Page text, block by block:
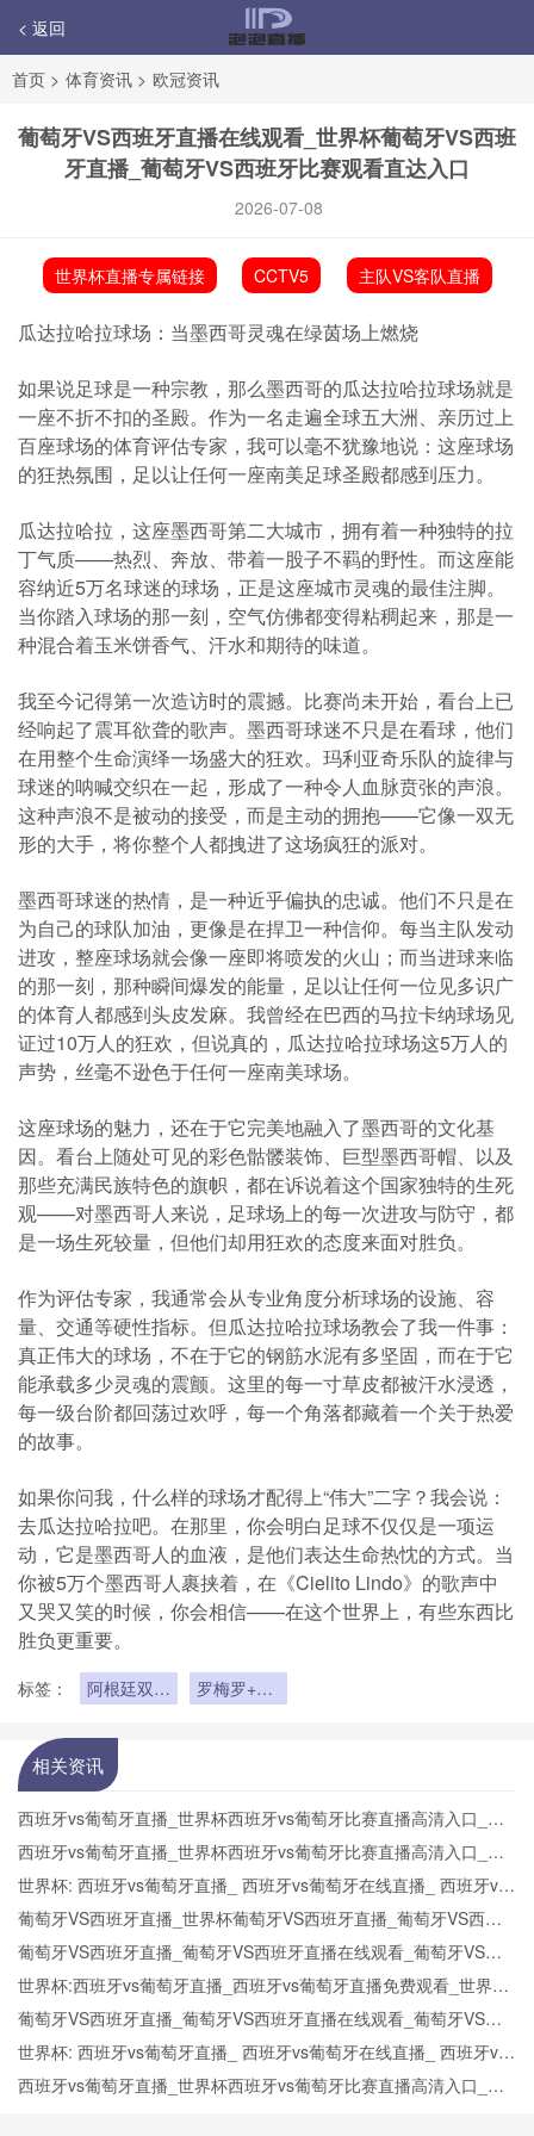
< 返回
首页 > 体育资讯 > 欧冠资讯
葡萄牙VS西班牙直播在线观看_世界杯葡萄牙VS西班
牙直播_葡萄牙VS西班牙比赛观看直达入口
2026-07-08
世界杯直播专属链接 CCTV5 主队VS客队直播
瓜达拉哈拉球场：当墨西哥灵魂在绿茵场上燃烧
如果说足球是一种宗教，那么墨西哥的瓜达拉哈拉球场就是
一座不折不扣的圣殿。作为一名走遍全球五大洲、亲历过上
百座球场的体育评估专家，我可以毫不犹豫地说：这座球场
的狂热氛围，足以让任何一座南美足球圣殿都感到压力。
瓜达拉哈拉，这座墨西哥第二大城市，拥有着一种独特的拉
丁气质——热烈、奔放、带着一股子不羁的野性。而这座能
容纳近5万名球迷的球场，正是这座城市灵魂的最佳注脚。
当你踏入球场的那一刻，空气仿佛都变得粘稠起来，那是一
种混合着玉米饼香气、汗水和期待的味道。
我至今记得第一次造访时的震撼。比赛尚未开始，看台上已
经响起了震耳欲聋的歌声。墨西哥球迷不只是在看球，他们
在用整个生命演绎一场盛大的狂欢。玛利亚奇乐队的旋律与
球迷的呐喊交织在一起，形成了一种令人血脉贲张的声浪。
这种声浪不是被动的接受，而是主动的拥抱——它像一双无
形的大手，将你整个人都拽进了这场疯狂的派对。
墨西哥球迷的热情，是一种近乎偏执的忠诚。他们不只是在
为自己的球队加油，更像是在捍卫一种信仰。每当主队发动
进攻，整座球场就会像一座即将喷发的火山；而当进球来临
的那一刻，那种瞬间爆发的能量，足以让任何一位见多识广
的体育人都感到头皮发麻。我曾经在巴西的马拉卡纳球场见
证过10万人的狂欢，但说真的，瓜达拉哈拉球场这5万人的
声势，丝毫不逊色于任何一座南美球场。
这座球场的魅力，还在于它完美地融入了墨西哥的文化基
因。看台上随处可见的彩色骷髅装饰、巨型墨西哥帽、以及
那些充满民族特色的旗帜，都在诉说着这个国家独特的生死
观——对墨西哥人来说，足球场上的每一次进攻与防守，都
是一场生死较量，但他们却用狂欢的态度来面对胜负。
作为评估专家，我通常会从专业角度分析球场的设施、容
量、交通等硬性指标。但瓜达拉哈拉球场教会了我一件事：
真正伟大的球场，不在于它的钢筋水泥有多坚固，而在于它
能承载多少灵魂的震颤。这里的每一寸草皮都被汗水浸透，
每一级台阶都回荡过欢呼，每一个角落都藏着一个关于热爱
的故事。
如果你问我，什么样的球场才配得上“伟大”二字？我会说：
去瓜达拉哈拉吧。在那里，你会明白足球不仅仅是一项运
动，它是墨西哥人的血液，是他们表达生命热忱的方式。当
你被5万个墨西哥人裹挟着，在《Cielito Lindo》的歌声中
又哭又笑的时候，你会相信——在这个世界上，有些东西比
胜负更重要。
标签：
阿根廷双中
罗梅罗+奥
相关资讯
西班牙vs葡萄牙直播_世界杯西班牙vs葡萄牙比赛直播高清入口_西
班牙vs葡萄牙预测分析直播
西班牙vs葡萄牙直播_世界杯西班牙vs葡萄牙比赛直播高清入口_西
班牙vs葡萄牙预测分析直播
世界杯: 西班牙vs葡萄牙直播_ 西班牙vs葡萄牙在线直播_ 西班牙vs
葡萄牙CCTV5直播入口-24直播网
葡萄牙VS西班牙直播_世界杯葡萄牙VS西班牙直播_葡萄牙VS西班
牙在线高清直播
葡萄牙VS西班牙直播_葡萄牙VS西班牙直播在线观看_葡萄牙VS西
班牙实时全场直播入口
世界杯:西班牙vs葡萄牙直播_西班牙vs葡萄牙直播免费观看_世界杯
今日西班牙vs葡萄牙直播在线观看高清视频直播
葡萄牙VS西班牙直播_葡萄牙VS西班牙直播在线观看_葡萄牙VS西
班牙实时全场直播入口
世界杯: 西班牙vs葡萄牙直播_ 西班牙vs葡萄牙在线直播_ 西班牙vs
葡萄牙CCTV5直播入口-24直播网
西班牙vs葡萄牙直播_世界杯西班牙vs葡萄牙比赛直播高清入口_西